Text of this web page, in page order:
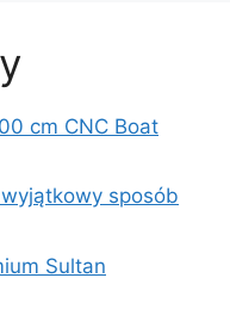
cm CNC Boat
sposób
Sultan